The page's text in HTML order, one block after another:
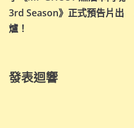
覽
3rd Season》正式預告片出
爐！
發表迴響